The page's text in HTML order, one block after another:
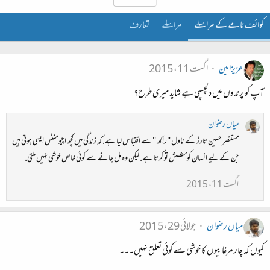
کوائف نامے کے مراسلے مراسلے تعارف
عزیزامین
اگست 11، 2015
آپ کو پرندوں میں دلچسپی ہے شاید میری طرح؟
میاں رضوان
مستنصر حسین تارڑ کے ناول "راکھ " سے اقتباس لیا ہے. کہ زندگی میں کچھ اچیومنٹس ایسی ہوتی ہیں
جن کے لیے انسان کوشش تو کرتا ہے. لیکن وہ مل جانے سے کوئی خاص خوشی نہیں ملتی.
اگست 11، 2015
میاں رضوان
جولائی 29، 2015
کیوں کہ چار مرغابیوں کا خوشی سے کوئی تعلق نہیں۔۔۔